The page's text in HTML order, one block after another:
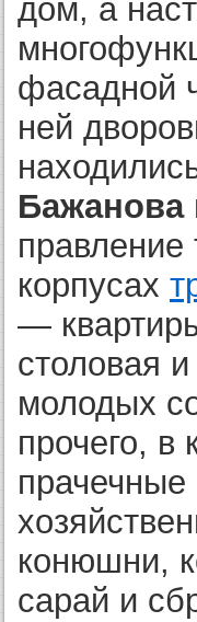
дом, а
фасадной
ней
Бажанова
корпусах
—
столовая
молодых
прочего, в
прачечные
конюшни,
сарай и